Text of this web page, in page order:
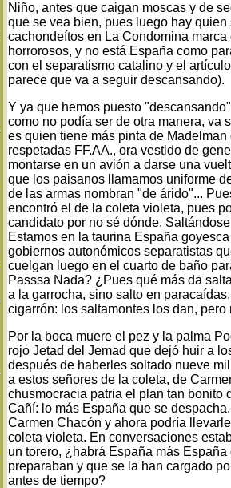
Niño, antes que caigan moscas y de
que se vea bien, pues luego hay
cachondeítos en La Condomina
horrorosos, y no está España como
con el separatismo catalino y el
parece que va a seguir descansando).
Y ya que hemos puesto
como no podía ser de otra manera, va
es quien tiene más pinta de
respetadas FF.AA., ora vestido de
montarse en un avión a darse una
que los paisanos llamamos uniforme
de las armas nombran "de árido"...
encontró el de la coleta violeta, pues
candidato por no sé dónde.
Estamos en la taurina España
gobiernos autonómicos separatistas
cuelgan luego en el cuarto de baño
Passsa Nada? ¿Pues qué más da
a la garrocha, sino salto en
cigarrón: los saltamontes los dan,
Por la boca muere el pez y la palma
rojo Jetad del Jemad que dejó huir a
después de haberles soltado nueve
a estos señores de la coleta, de
chusmocracia patria el plan tan bonito
Cañí: lo más España que se
Carmen Chacón y ahora podría
coleta violeta. En conversaciones
un torero, ¿habrá España más
preparaban y que se la han cargado
antes de tiempo?